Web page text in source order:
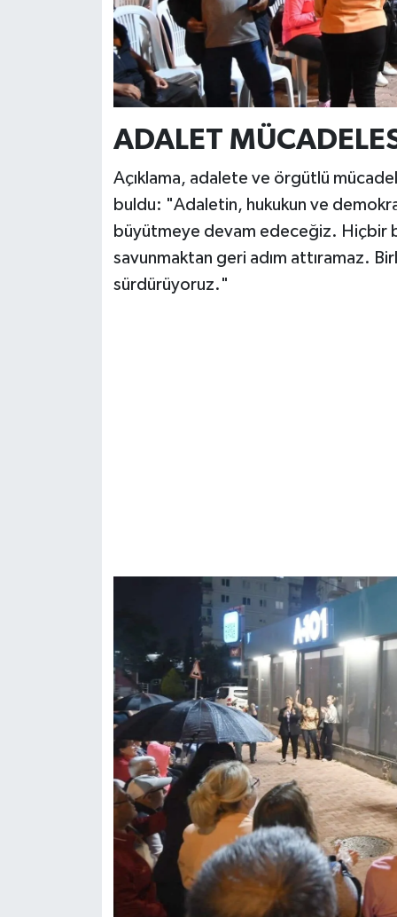
ADALET
Açıklama, adalete ve örgütlü
buldu: "Adaletin, hukukun ve
büyütmeye devam edeceğiz. Hiçbir
savunmaktan geri adım attıramaz.
sürdürüyoruz."